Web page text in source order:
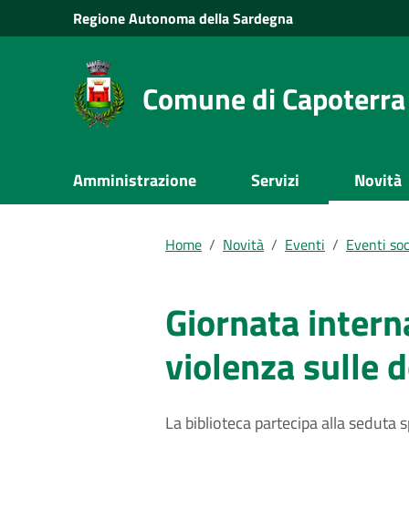
Vai al Contenuto
Vai alla navigazione del sito
Vai al Footer
RegioneAutonoma dellaSardegna
Comune di Capoterra
Submenu
Amministrazione Servizi
Novità
Home / Novità / Eventi / Eventi
Giornata
violenza sulle
La biblioteca partecipa alla seduta